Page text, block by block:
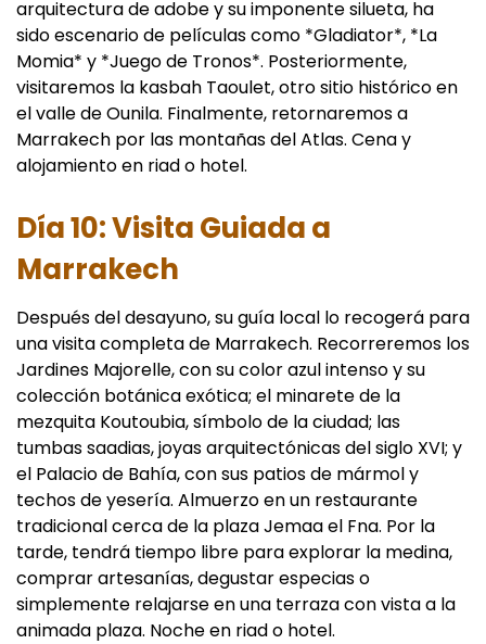
arquitectura de adobe y su imponente silueta, ha
sido escenario de películas como *Gladiator*, *La
Momia* y *Juego de Tronos*. Posteriormente,
visitaremos la kasbah Taoulet, otro sitio histórico en
el valle de Ounila. Finalmente, retornaremos a
Marrakech por las montañas del Atlas. Cena y
alojamiento en riad o hotel.
Día 10: Visita Guiada a
Marrakech
Después del desayuno, su guía local lo recogerá para
una visita completa de Marrakech. Recorreremos los
Jardines Majorelle, con su color azul intenso y su
colección botánica exótica; el minarete de la
mezquita Koutoubia, símbolo de la ciudad; las
tumbas saadias, joyas arquitectónicas del siglo XVI; y
el Palacio de Bahía, con sus patios de mármol y
techos de yesería. Almuerzo en un restaurante
tradicional cerca de la plaza Jemaa el Fna. Por la
tarde, tendrá tiempo libre para explorar la medina,
comprar artesanías, degustar especias o
simplemente relajarse en una terraza con vista a la
animada plaza. Noche en riad o hotel.